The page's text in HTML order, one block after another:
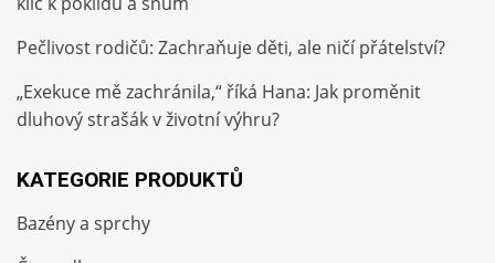
Pečlivost rodičů: Zachraňuje děti, ale ničí přátelství?
„Exekuce mě zachránila,“ říká Hana: Jak proměnit
dluhový strašák v životní výhru?
KATEGORIE PRODUKTŮ
Bazény a sprchy